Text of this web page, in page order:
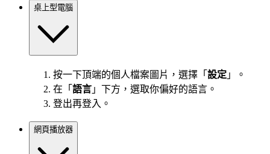
桌上型電腦
按一下頂端的個人檔案圖片，選擇「 設定 」。
在「 語言 」下方，選取你偏好的語言。
登出再登入。
網頁播放器